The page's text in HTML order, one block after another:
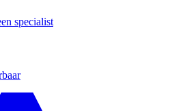
specialist